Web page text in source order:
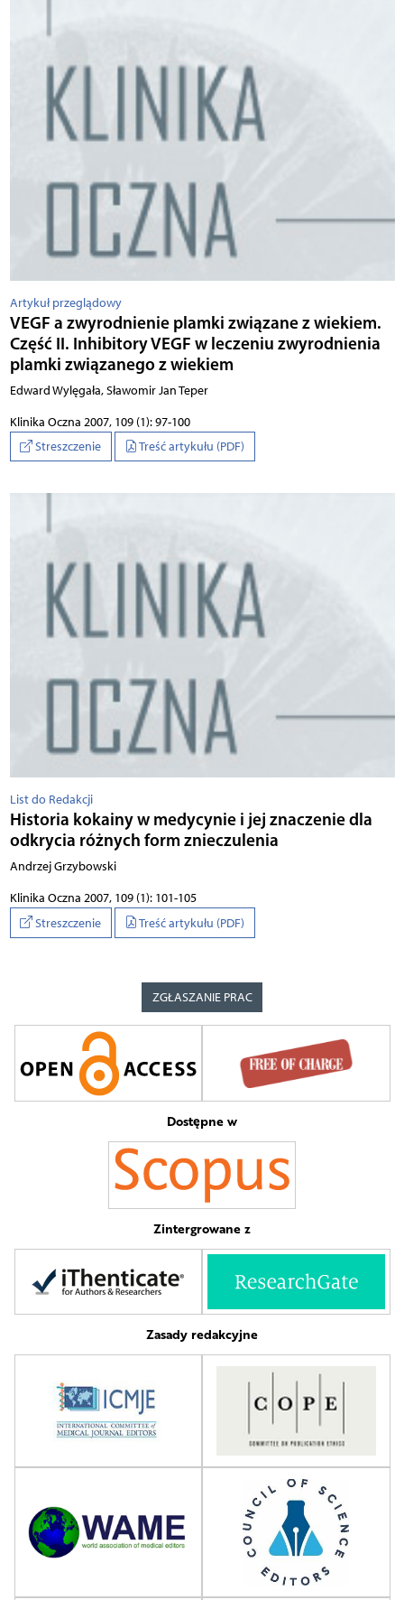
Artykuł przeglądowy
VEGF a zwyrodnienie plamki związane z wiekiem.
Część II. Inhibitory VEGF w leczeniu zwyrodnienia
plamki związanego z wiekiem
Edward Wylęgała, Sławomir Jan Teper
Klinika Oczna 2007, 109 (1): 97-100
Streszczenie
Treść artykułu (PDF)
List do Redakcji
Historia kokainy w medycynie i jej znaczenie dla
odkrycia różnych form znieczulenia
Andrzej Grzybowski
Klinika Oczna 2007, 109 (1): 101-105
Streszczenie
Treść artykułu (PDF)
ZGŁASZANIE PRAC
Dostępne w
Zintergrowane z
Zasady redakcyjne